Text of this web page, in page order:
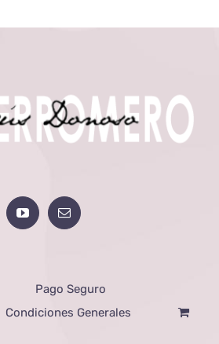
Pago Seguro
Condiciones Generales